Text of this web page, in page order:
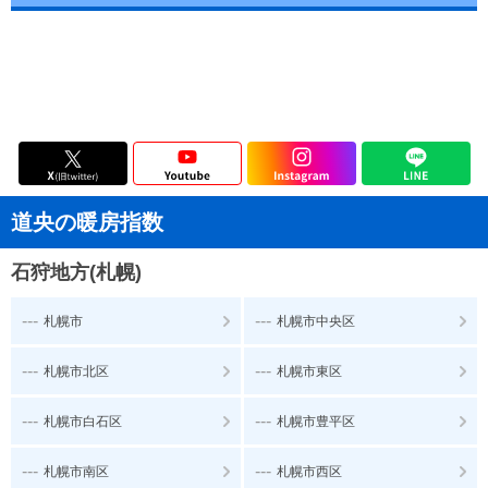
道央の暖房指数
石狩地方(札幌)
--- 札幌市 --- 札幌市中央区
--- 札幌市北区 --- 札幌市東区
--- 札幌市白石区 --- 札幌市豊平区
--- 札幌市南区 --- 札幌市西区